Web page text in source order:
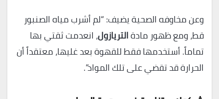
وعن مخاوفه الصحية يضيف: “لم أشرب مياه الصنبور
قط، ومع ظهور مادةالتريازول، انعدمت ثقتي بها
تماماً. أستخدمها فقط للقهوة بعد غليها، معتقداً أن
الحرارة قد تقضي على تلك المواد”.